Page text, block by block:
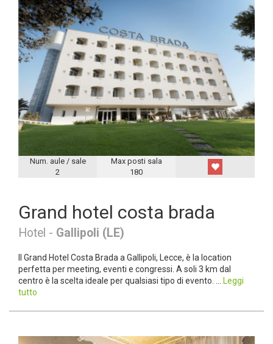
Num. aule / sale
2
Max posti sala
180
Grand hotel costa brada
Hotel - Gallipoli (LE)
Il Grand Hotel Costa Brada a Gallipoli, Lecce, è la location
perfetta per meeting, eventi e congressi. A soli 3 km dal
centro è la scelta ideale per qualsiasi tipo di evento. ...
Leggi
tutto